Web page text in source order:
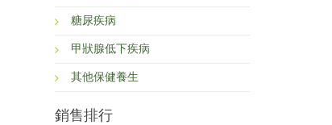
糖尿疾病
甲狀腺低下疾病
其他保健養生
銷售排行